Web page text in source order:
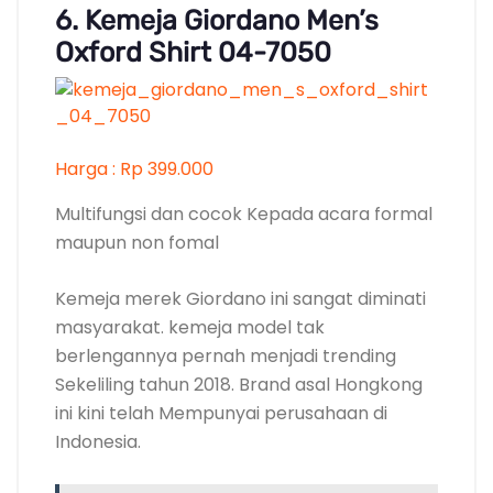
masyarakat. kemeja model tak
berlengannya pernah menjadi trending
Sekeliling tahun 2018. Brand asal Hongkong
ini kini telah Mempunyai perusahaan di
Baca Juga: Mau paket SiCepat
diterima kilat? Pilih layanan Reguler
Kemeja ini terbuat dari bahan katun yang
mudah menyerap keringat sehingga Tak
panas ketika dikenakan. Motifnya polos
dengan Corak pink sedikit kemerahan.
Dapat dijadikan pilihan bagi Anda yang